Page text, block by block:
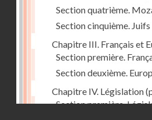
Section quatrième.
Section cinquième. Juifs
Chapitre III. Français et
Section première.
Section deuxième.
Chapitre IV. Législation
Section première.